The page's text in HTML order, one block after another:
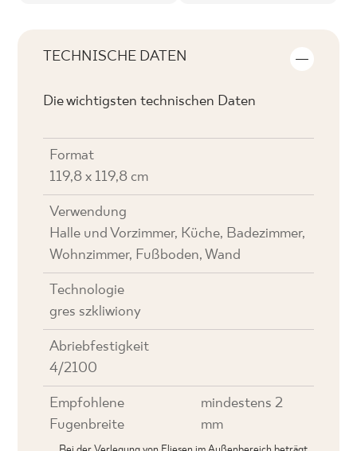
TECHNISCHE DATEN
Die wichtigsten technischen Daten
Format
119,8 x 119,8 cm
Verwendung
Halle und Vorzimmer, Küche, Badezimmer,
Wohnzimmer, Fußboden, Wand
Technologie
gres szkliwiony
Abriebfestigkeit
4/2100
Empfohlene
Fugenbreite
mindestens 2
mm